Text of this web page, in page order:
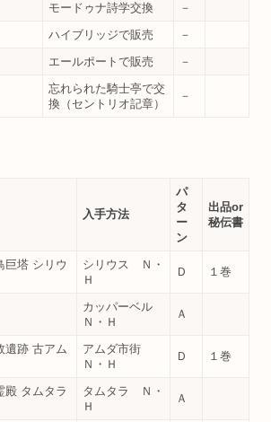
モードゥナ詩学交換
－
ハイブリッジで販売
－
エールポートで販売 －
忘れられた騎士亭で交
換（セントリオ記章）
－
入手方法
パ
タ
ー
ン
出品or
秘伝書
巨塔 シリウ
シリウス Ｎ・
Ｈ
Ｄ １巻
カッパーベル
Ｎ・Ｈ
Ａ
遺跡 古アム
アムダ市街
Ｎ・Ｈ
Ｄ １巻
殿 タムタラ
タムタラ Ｎ・
Ｈ
Ａ